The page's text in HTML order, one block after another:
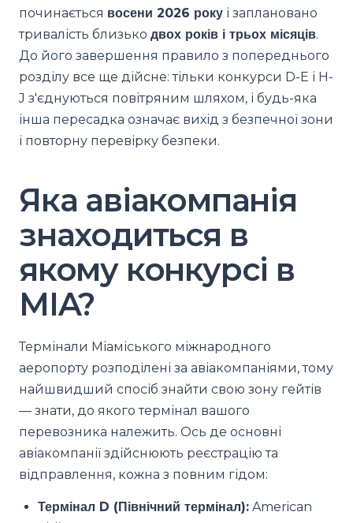
починається восени 2026 року і заплановано
тривалість близько двох років і трьох місяців.
До його завершення правило з попереднього
розділу все ще дійсне: тільки конкурси D-E і H-
J з'єднуються повітряним шляхом, і будь-яка
інша пересадка означає вихід з безпечної зони
і повторну перевірку безпеки.
Яка авіакомпанія
знаходиться в
якому конкурсі в
MIA?
Термінали Міаміського міжнародного
аеропорту розподілені за авіакомпаніями, тому
найшвидший спосіб знайти свою зону гейтів
— знати, до якого термінал вашого
перевозника належить. Ось де основні
авіакомпанії здійснюють реєстрацію та
відправлення, кожна з повним гідом:
Термінал D (Північний термінал): American